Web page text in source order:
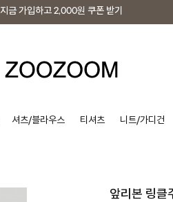
지금 가입하고 2,000원 쿠폰 받기
셔츠/블라우스 티셔츠 니트/가디건
앞리본 링클